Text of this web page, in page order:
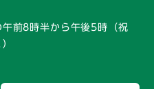
午前8時半から午後5時 （祝